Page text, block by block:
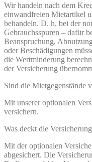
Wir handeln nach dem
einwandfreien Mietartikel
behandeln. D. h. bei der
Gebrauchsspuren – dafür
Beanspruchung,
oder Beschädigungen
die Wertminderung
der Versicherung
Sind die Mietgegenstände
Mit unserer optionalen
versichern.
Was deckt die
Mit der optionalen
abgesichert. Die